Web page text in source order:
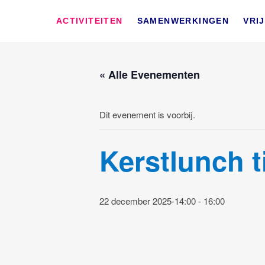
SWD – Stichting
WIJ ZETTEN ONS IN VOOR HET WELZIJN EN VERBINDEN
ACTIVITEITEN SAMENWERKINGEN
« Alle Evenementen
Dit evenement is voorbij.
Kerstlunch
22 december 2025-14:00- 16:00